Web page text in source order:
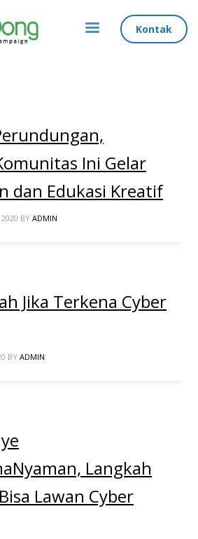
Kontak
Ini Gelar
dan Edukasi Kreatif
BY ADMIN
Jika Terkena Cyber
BY ADMIN
Langkah
Lawan Cyber